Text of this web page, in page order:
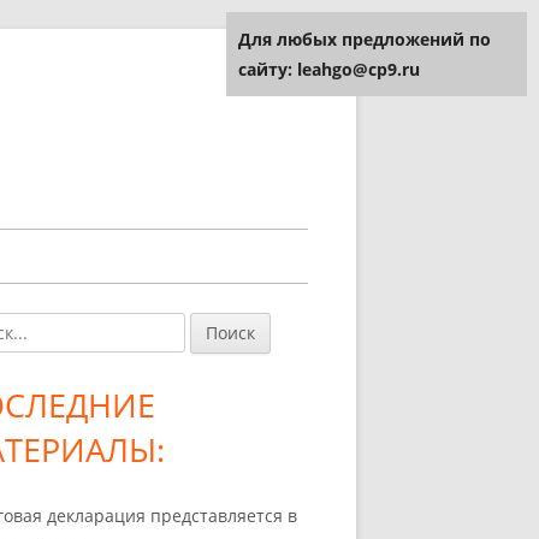
декларация представляется в
Для любых предложений по
сайту: leahgo@cp9.ru